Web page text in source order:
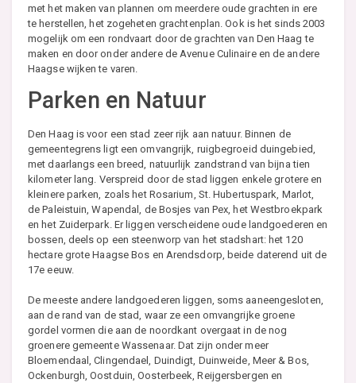
met het maken van plannen om meerdere oude grachten in ere
te herstellen, het zogeheten grachtenplan. Ook is het sinds 2003
mogelijk om een rondvaart door de grachten van Den Haag te
maken en door onder andere de Avenue Culinaire en de andere
Haagse wijken te varen.
Parken en Natuur
Den Haag is voor een stad zeer rijk aan natuur. Binnen de
gemeentegrens ligt een omvangrijk, ruigbegroeid duingebied,
met daarlangs een breed, natuurlijk zandstrand van bijna tien
kilometer lang. Verspreid door de stad liggen enkele grotere en
kleinere parken, zoals het Rosarium, St. Hubertuspark, Marlot,
de Paleistuin, Wapendal, de Bosjes van Pex, het Westbroekpark
en het Zuiderpark. Er liggen verscheidene oude landgoederen en
bossen, deels op een steenworp van het stadshart: het 120
hectare grote Haagse Bos en Arendsdorp, beide daterend uit de
17e eeuw.
De meeste andere landgoederen liggen, soms aaneengesloten,
aan de rand van de stad, waar ze een omvangrijke groene
gordel vormen die aan de noordkant overgaat in de nog
groenere gemeente Wassenaar. Dat zijn onder meer
Bloemendaal, Clingendael, Duindigt, Duinweide, Meer & Bos,
Ockenburgh, Oostduin, Oosterbeek, Reijgersbergen en